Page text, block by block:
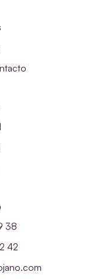
38
42